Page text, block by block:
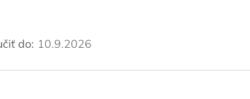
do: 10.9.2026